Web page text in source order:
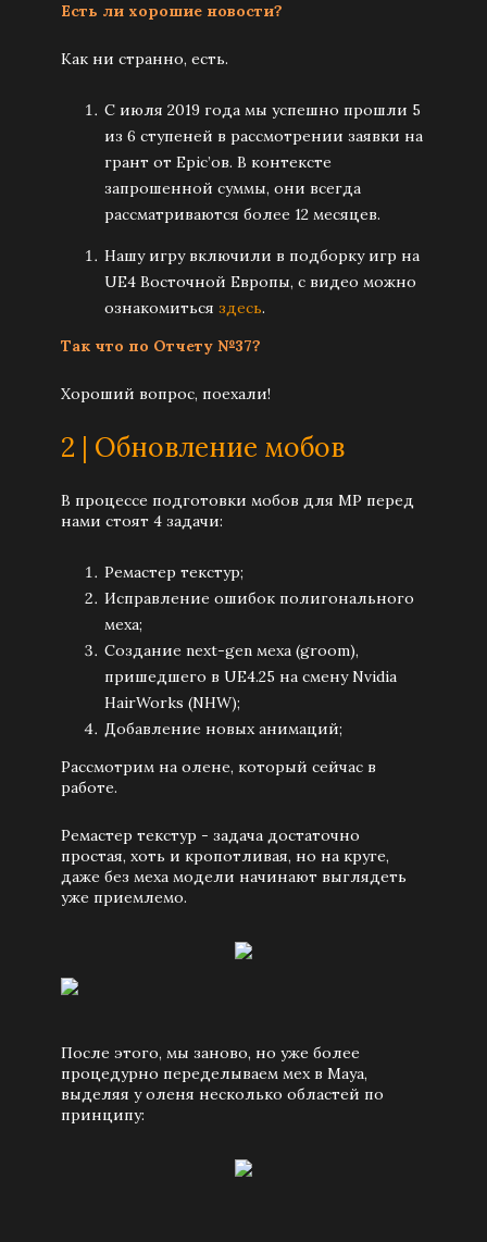
Есть ли хорошие новости?
Как ни странно, есть.
С июля 2019 года мы успешно прошли 5
из 6 ступеней в рассмотрении заявки на
грант от Epic’ов. В контексте
запрошенной суммы, они всегда
рассматриваются более 12 месяцев.
Нашу игру включили в подборку игр на
UE4 Восточной Европы, с видео можно
ознакомиться здесь.
Так что по Отчету №37?
Хороший вопрос, поехали!
2 | Обновление мобов
В процессе подготовки мобов для MP перед
нами стоят 4 задачи:
Ремастер текстур;
Исправление ошибок полигонального
меха;
Создание next-gen меха (groom),
пришедшего в UE4.25 на смену Nvidia
HairWorks (NHW);
Добавление новых анимаций;
Рассмотрим на олене, который сейчас в
работе.
Ремастер текстур - задача достаточно
простая, хоть и кропотливая, но на круге,
даже без меха модели начинают выглядеть
уже приемлемо.
После этого, мы заново, но уже более
процедурно переделываем мех в Maya,
выделяя у оленя несколько областей по
принципу: